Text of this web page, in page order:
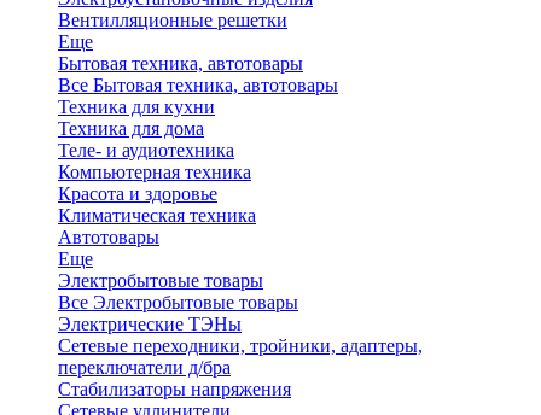
Вентилляционные решетки
Еще
Бытовая техника, автотовары
Все Бытовая техника, автотовары
Техника для кухни
Техника для дома
Теле- и аудиотехника
Компьютерная техника
Красота и здоровье
Климатическая техника
Автотовары
Еще
Электробытовые товары
Все Электробытовые товары
Электрические ТЭНы
Сетевые переходники, тройники, адаптеры,
переключатели д/бра
Стабилизаторы напряжения
Сетевые удлинители